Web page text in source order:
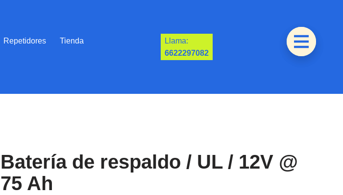
Repetidores
Tienda
Llama:
6622297082
Batería de respaldo / UL / 12V @
75 Ah